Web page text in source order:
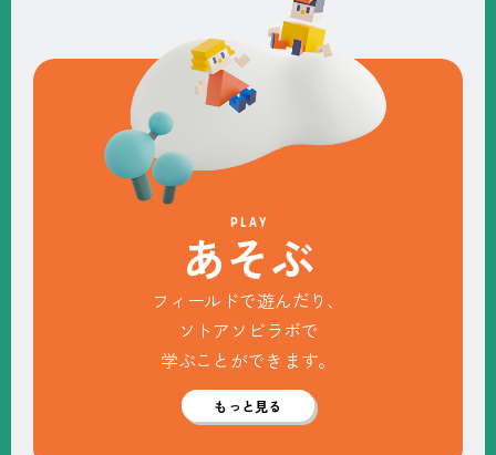
PLAY
あそぶ
フィールドで遊んだり、
ソトアソビラボで
学ぶことができます。
もっと見る